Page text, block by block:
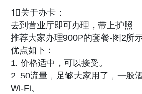
1⃣️关于办卡：
去到营业厅即可办理，带上护照
推荐大家办理900P的套餐-图2所
优点如下：
1. 价格适中，可以接受。
2. 50流量，足够大家用了，一般
Wi-Fi。